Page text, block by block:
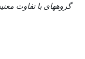
گروه‏های با تفاوت